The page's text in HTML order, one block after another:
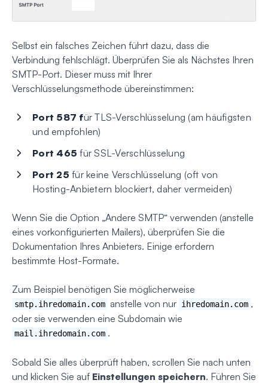
Selbst ein falsches Zeichen führt dazu, dass die
Verbindung fehlschlägt. Überprüfen Sie als Nächstes Ihren
SMTP-Port. Dieser muss mit Ihrer
Verschlüsselungsmethode übereinstimmen:
Port 587 für TLS-Verschlüsselung (am häufigsten
und empfohlen)
Port 465für SSL-Verschlüsselung
Port 25 für keine Verschlüsselung (oft von
Hosting-Anbietern blockiert, daher vermeiden)
Wenn Sie die Option „Andere SMTP“ verwenden (anstelle
eines vorkonfigurierten Mailers), überprüfen Sie die
Dokumentation Ihres Anbieters. Einige erfordern
bestimmte Host-Formate.
Zum Beispiel benötigen Sie möglicherweise
smtp.ihredomain.com anstelle von nur ihredomain.com ,
oder sie verwenden eine Subdomain wie
mail.ihredomain.com .
Sobald Sie alles überprüft haben, scrollen Sie nach unten
und klicken Sie auf Einstellungen speichern. Führen Sie